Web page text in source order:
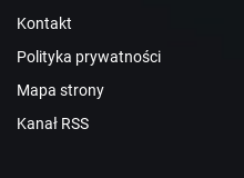
Kontakt
Polityka prywatności
Mapa strony
Kanał RSS